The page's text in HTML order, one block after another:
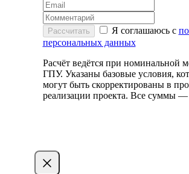
Рассчитать Я соглашаюсь с
персональных данных
Расчёт ведётся при номинальной
ГПУ. Указаны базовые условия,
могут быть скорректированы в
реализации проекта. Все суммы